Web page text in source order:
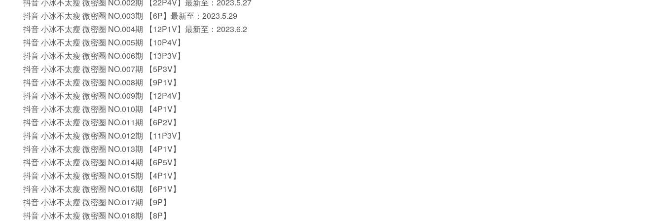
抖音 小冰不太瘦 微密圈 NO.003期 【6P】最新至：2023.5.29
抖音 小冰不太瘦 微密圈 NO.004期 【12P1V】最新至：2023.6.2
抖音 小冰不太瘦 微密圈 NO.005期 【10P4V】
抖音 小冰不太瘦 微密圈 NO.006期 【13P3V】
抖音 小冰不太瘦 微密圈 NO.007期 【5P3V】
抖音 小冰不太瘦 微密圈 NO.008期 【9P1V】
抖音 小冰不太瘦 微密圈 NO.009期 【12P4V】
抖音 小冰不太瘦 微密圈 NO.010期 【4P1V】
抖音 小冰不太瘦 微密圈 NO.011期 【6P2V】
抖音 小冰不太瘦 微密圈 NO.012期 【11P3V】
抖音 小冰不太瘦 微密圈 NO.013期 【4P1V】
抖音 小冰不太瘦 微密圈 NO.014期 【6P5V】
抖音 小冰不太瘦 微密圈 NO.015期 【4P1V】
抖音 小冰不太瘦 微密圈 NO.016期 【6P1V】
抖音 小冰不太瘦 微密圈 NO.017期 【9P】
抖音 小冰不太瘦 微密圈 NO.018期 【8P】